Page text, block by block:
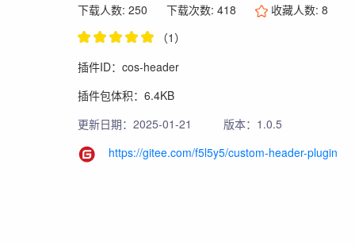
下载人数: 250 下载次数: 418 收藏人数:8
（1）
插件ID：cos-header
插件包体积：6.4KB
更新日期：2025-01-21
版本：1.0.5
https://gitee.com/f5l5y5/custom-header-plugin